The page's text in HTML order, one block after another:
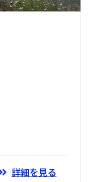
詳細を見る